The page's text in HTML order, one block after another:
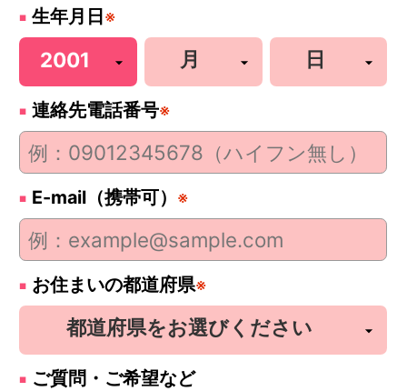
生年月日 ※
連絡先電話番号※
E-mail（携帯可） ※
お住まいの都道府県※
ご質問・ご希望など